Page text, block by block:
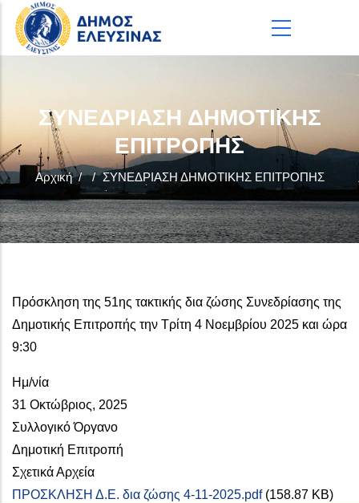
Παράκαμψη προς το κυρίως περιεχόμενο
ΣΥΝΕΔΡΙΑΣΗ ΔΗΜΟΤΙΚΗΣ
ΕΠΙΤΡΟΠΗΣ
Αρχική / / ΣΥΝΕΔΡΙΑΣΗ ΔΗΜΟΤΙΚΗΣ ΕΠΙΤΡΟΠΗΣ
Πρόσκληση της 51ης τακτικής δια ζώσης Συνεδρίασης της
Δημοτικής Επιτροπής την Τρίτη 4 Νοεμβρίου 2025 και ώρα
9:30
Ημ/νία
31 Οκτώβριος, 2025
Συλλογικό Όργανο
Δημοτική Επιτροπή
Σχετικά Αρχεία
ΠΡΟΣΚΛΗΣΗ Δ.Ε. δια ζώσης 4-11-2025.pdf (158.87 KB)